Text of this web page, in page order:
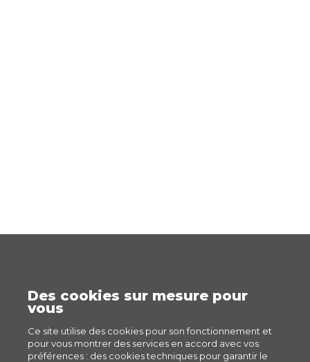
Des cookies sur mesure pour
vous
Ce site utilise des cookies pour son fonctionnement et
pour vous montrer des services en accord avec vos
préférences : des cookies techniques pour garantir le